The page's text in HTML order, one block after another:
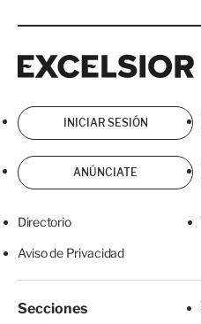
INICIAR SESIÓN
ANÚNCIATE
Directorio
Aviso de Privacidad
Secciones